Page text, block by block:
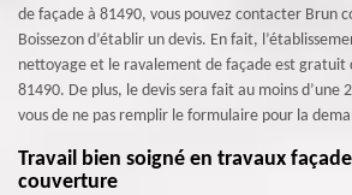
de façade à 81490, vous pouvez contacter Brun
Boissezon d’établir un devis. En fait,
nettoyage et le ravalement de façade est gratuit
81490. De plus, le devis sera fait au moins d’une
vous de ne pas remplir le formulaire pour la
Travail bien soigné en travaux
couverture